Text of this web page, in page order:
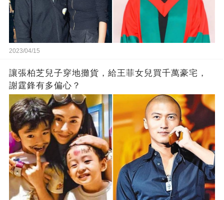
2023/04/15
讓張柏芝兒子穿地攤貨，給王菲女兒買千萬豪宅，
謝霆鋒有多偏心？